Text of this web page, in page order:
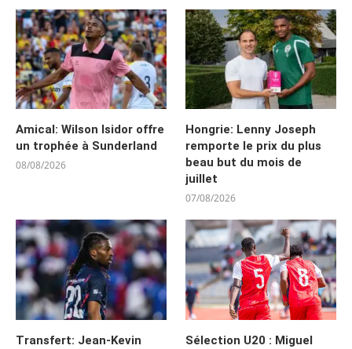
Amical: Wilson Isidor offre
un trophée à Sunderland
08/08/2026
Hongrie: Lenny Joseph
remporte le prix du plus
beau but du mois de
juillet
07/08/2026
Transfert: Jean-Kevin
Sélection U20 : Miguel